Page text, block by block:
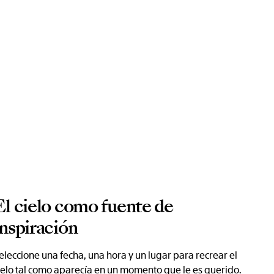
cielo como fuente de
una fecha, una hora y un lugar para recrear el
tal como aparecía en un momento que le es querido.